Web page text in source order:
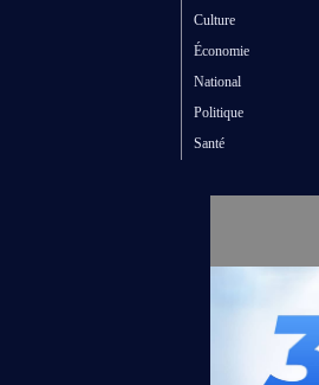
Culture
Économie
National
Politique
Santé